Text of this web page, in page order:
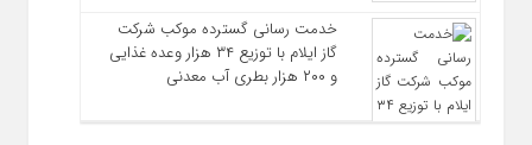
خدمت رسانی گسترده موکب شرکت
گاز ایلام با توزیع ۳۴ هزار وعده غذایی
و ۲۰۰ هزار بطری آب معدنی